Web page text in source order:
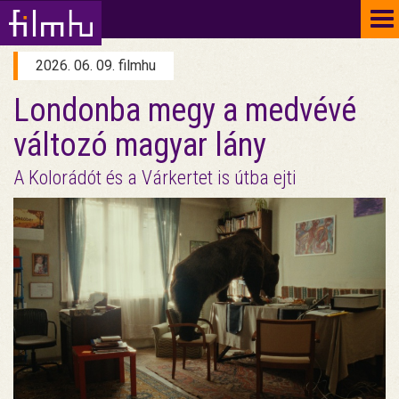
2026. 06. 09. filmhu
Londonba megy a medvévé
változó magyar lány
A Kolorádót és a Várkertet is útba ejti